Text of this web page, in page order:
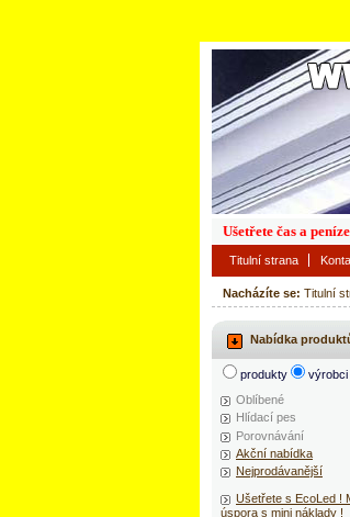
Nacházíte se: Titulní
Nabídka
produkty
výrobci
Oblíbené
Hlídací pes
Porovnávání
Akční nabídka
Nejprodávanější
Ušetřete s EcoLed !
úspora s mini náklady !
Titulní strana
Ušetřete čas a